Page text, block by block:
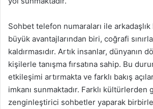
Sohbet telefon numaraları ile arkadaşlık
büyük avantajlarından biri, coğrafi
kaldırmasıdır. Artık insanlar, dünyanın
kişilerle tanışma fırsatına sahip. Bu
etkileşimi artırmakta ve farklı bakış
imkanı sunmaktadır. Farklı kültürlerden
zenginleştirici sohbetler yaparak